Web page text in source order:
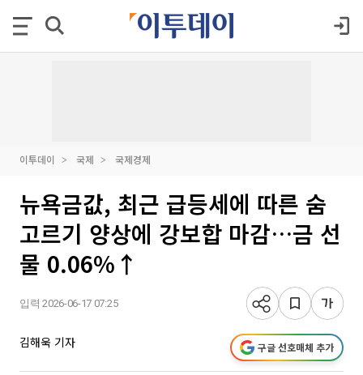
이투데이 국제 국제경제
뉴욕금값, 최근 급등세에 따른 숨
고르기 양상에 강보합 마감…금 선
물 0.06%↑
입력 2026-06-17 07:25
김해욱 기자 구글 선호매체 추가